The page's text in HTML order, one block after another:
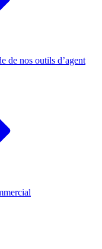
de nos outils d’agent